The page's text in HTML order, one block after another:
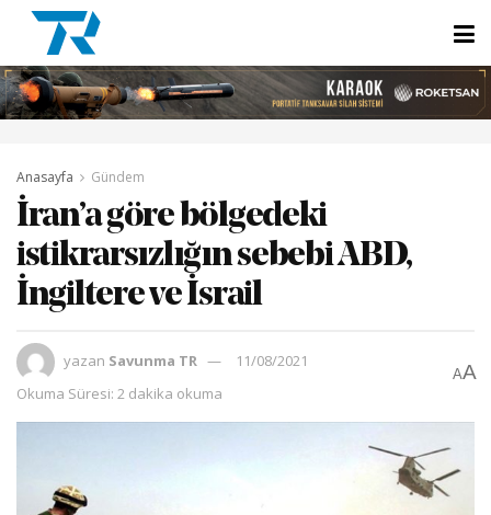
Anasayfa Gündem
İran’a göre bölgedeki
istikrarsızlığın sebebi ABD,
İngiltere ve İsrail
yazan Savunma TR
11/08/2021
Okuma Süresi: 2 dakika okuma
AA